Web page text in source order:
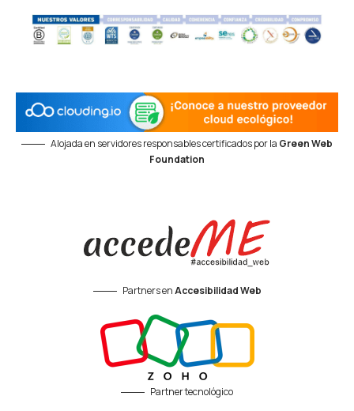
Alojada en servidores responsables certificados por la Green Web
Foundation
Partners enAccesibilidad Web
Partner tecnológico